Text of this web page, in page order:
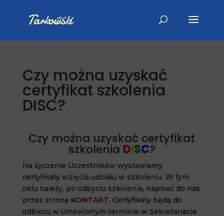
Czy można uzyskać
certyfikat szkolenia
DISC?
Czy można uzyskać certyfikat
szkolenia DISC?
Na życzenie Uczestników wystawiamy
certyfikaty wzięcia udziału w szkoleniu. W tym
celu należy, po odbyciu szkolenia, napisać do nas
przez stronę KONTAKT. Certyfikaty będą do
odbioru w umówionym terminie w Sekretariacie